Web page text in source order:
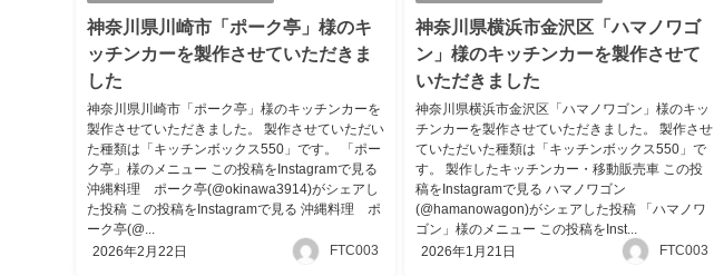
神奈川県川崎市「ポーク亭」様のキ
ッチンカーを製作させていただきま
した
神奈川県川崎市「ポーク亭」様のキッチンカーを
製作させていただきました。 製作させていただい
た種類は「キッチンボックス550」です。 「ポー
ク亭」様のメニュー この投稿をInstagramで見る
沖縄料理 ポーク亭(@okinawa3914)がシェアし
た投稿 この投稿をInstagramで見る 沖縄料理 ポ
ーク亭(@...
2026年2月22日
FTC003
神奈川県横浜市金沢区「ハマノワゴ
ン」様のキッチンカーを製作させて
いただきました
神奈川県横浜市金沢区「ハマノワゴン」様のキッ
チンカーを製作させていただきました。 製作させ
ていただいた種類は「キッチンボックス550」で
す。 製作したキッチンカー・移動販売車 この投
稿をInstagramで見る ハマノワゴン
(@hamanowagon)がシェアした投稿 「ハマノワ
ゴン」様のメニュー この投稿をInst...
2026年1月21日
FTC003